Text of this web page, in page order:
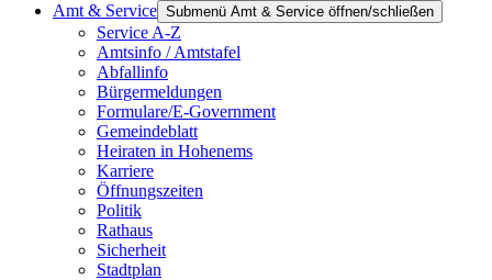
Amt & Service Submenü Amt & Service öffnen/schließen
Service A-Z
Amtsinfo / Amtstafel
Abfallinfo
Bürgermeldungen
Formulare/E-Government
Gemeindeblatt
Heiraten in Hohenems
Karriere
Öffnungszeiten
Politik
Rathaus
Sicherheit
Stadtplan